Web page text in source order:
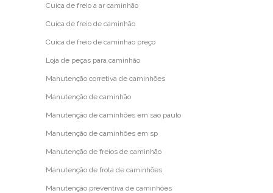
Cuica de freio a ar caminhão
Cuíca de freio de caminhão
Cuica de freio de caminhao preço
Loja de peças para caminhão
Manutenção corretiva de caminhões
Manutenção de caminhão
Manutenção de caminhões em sao paulo
Manutenção de caminhões em sp
Manutenção de freios de caminhão
Manutenção de frota de caminhões
Manutenção preventiva de caminhões